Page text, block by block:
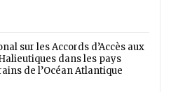
sur les Accords d’Accès aux
dans les pays
de l’Océan Atlantique